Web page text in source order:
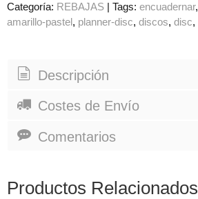
Categoría: REBAJAS Tags: encuadernar
amarillo-pastel
planner-disc discos disc
Descripción
Costes de Envío
Comentarios
Productos Relacionados